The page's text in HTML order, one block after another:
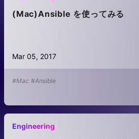
(Mac)Ansible を使ってみる
Mar 05, 2017
#Mac #Ansible
Engineering